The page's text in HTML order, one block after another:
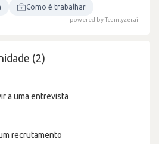
Como é trabalhar
powered by Teamlyzer.ai
(2)
a uma entrevista
recrutamento